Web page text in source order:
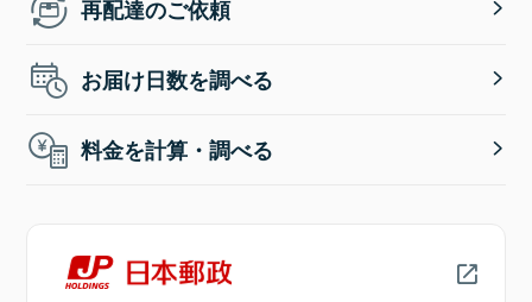
再配達のご依頼
お届け日数を調べる
料金を計算・調べる